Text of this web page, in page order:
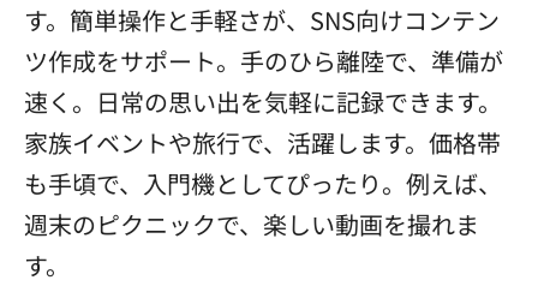
す。簡単操作と手軽さが、SNS向けコンテン
ツ作成をサポート。手のひら離陸で、準備が
速く。日常の思い出を気軽に記録できます。
家族イベントや旅行で、活躍します。価格帯
も手頃で、入門機としてぴったり。例えば、
週末のピクニックで、楽しい動画を撮れま
す。